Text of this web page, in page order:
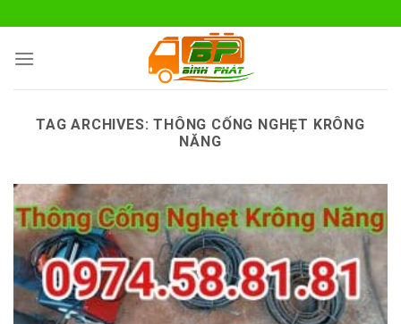
to
content
TAG ARCHIVES:THÔNG CỐNG NGHẸT KRÔNG
NĂNG